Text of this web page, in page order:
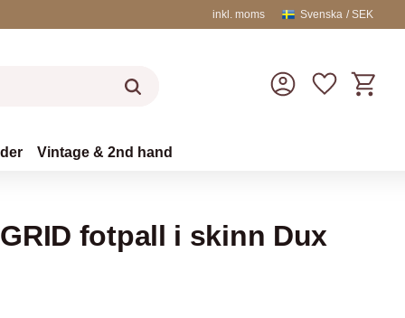
inkl. moms
Vintage & 2nd hand
Svenska SEK
fotpall i skinn Dux